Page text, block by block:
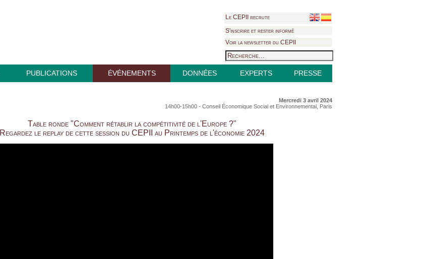
Le CEPII recrute
S'inscrire et rester informé
Voir la newsletter du CEPII
PUBLICATIONS ÉVÉNEMENTS DONNÉES EXPERTS PRESSE
Mercredi 3 avril 2024
14h00-15h00 - Conseil Économique Social et Environnemental, Paris
Table ronde "Comment rétablir la compétitivité de l'Europe ?"
Regardez le replay de cette session du CEPII au Printemps de l'économie 2024